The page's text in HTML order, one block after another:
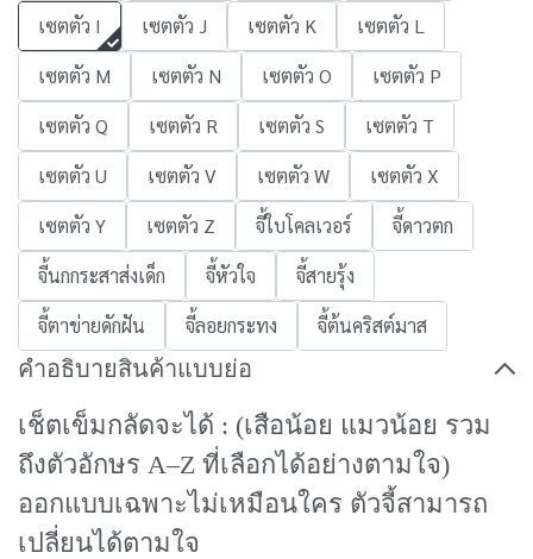
เซตตัว I
เซตตัว J เซตตัว K
เซตตัว L
เซตตัว M
เซตตัว N เซตตัว O
เซตตัว P
เซตตัว Q
เซตตัว R เซตตัว S
เซตตัว T
เซตตัว U
เซตตัว V เซตตัว W
เซตตัว X
เซตตัว Y
เซตตัว Z จี้ใบโคลเวอร์
จี้ดาวตก
จี้นกกระสาส่งเด็ก
จี้หัวใจ
จี้สายรุ้ง
จี้ตาข่ายดักฝัน
จี้ลอยกระทง จี้ต้นคริสต์มาส
คำอธิบายสินค้าแบบย่อ
เช็ตเข็มกลัดจะได้ : (เสือน้อย แมวน้อย รวม
ถึงตัวอักษร A–Z ที่เลือกได้อย่างตามใจ)
ออกแบบเฉพาะไม่เหมือนใคร ตัวจี้สามารถ
เปลี่ยนได้ตามใจ